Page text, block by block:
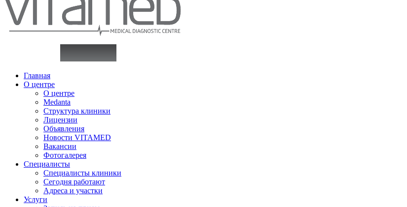
Главная
О центре
О центре
Medanta
Структура клиники
Лицензии
Объявления
Новости VITAMED
Вакансии
Фотогалерея
Специалисты
Специалисты клиники
Сегодня работают
Адреса и участки
Услуги